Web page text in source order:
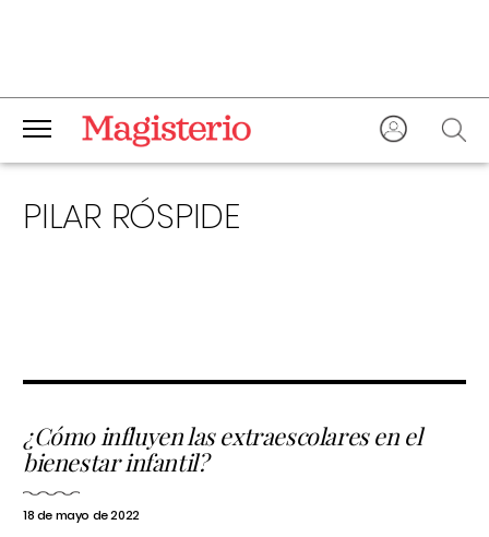
PILAR RÓSPIDE
¿Cómo influyen las extraescolares en el
bienestar infantil?
18 de mayo de 2022